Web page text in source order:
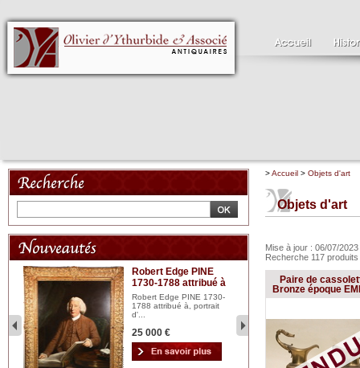
Robert Edge PINE
1730-1788 attribué à
Robert Edge PINE 1730-
1788 attribué à, portrait
d'...
25 000 € 2
>Accueil > Objets d'art
Objets d'art
Mise à jour : 06/07/
Recherche 117 produits
Paire de
Bronze époque